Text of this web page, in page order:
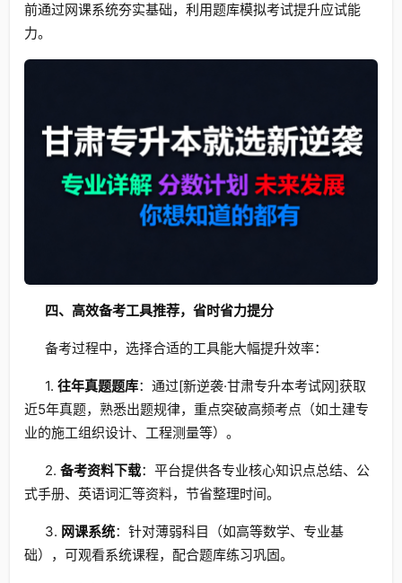
前通过网课系统夯实基础，利用题库模拟考试提升应试能
力。
四、高效备考工具推荐，省时省力提分
备考过程中，选择合适的工具能大幅提升效率：
1. 往年真题题库：通过[新逆袭·甘肃专升本考试网]获取
近5年真题，熟悉出题规律，重点突破高频考点（如土建专
业的施工组织设计、工程测量等）。
2. 备考资料下载：平台提供各专业核心知识点总结、公
式手册、英语词汇等资料，节省整理时间。
3. 网课系统：针对薄弱科目（如高等数学、专业基
础），可观看系统课程，配合题库练习巩固。